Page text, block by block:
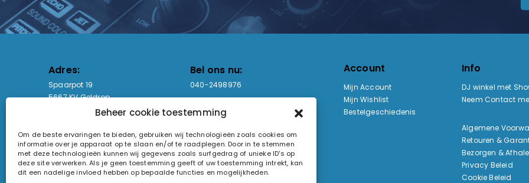
Beheer cookie toestemming
Om de beste ervaringen te bieden, gebruiken wij technologieën zoals cookies om
informatie over je apparaat op te slaan en/of te raadplegen. Door in te stemmen
met deze technologieën kunnen wij gegevens zoals surfgedrag of unieke ID's op
deze site verwerken. Als je geen toestemming geeft of uw toestemming intrekt, kan
dit een nadelige invloed hebben op bepaalde functies en mogelijkheden.
Adres:
Spaarpot 19
5667 KV Geldrop
Bel ons nu:
040-2498976
sales@lightandsound.store
Openingstijden:
Ma - Vr: 09:00-17:00
Za: Enkel op afspraak
KvK-nummer: 60857196
Btw-nummer: NL854090368B01
Account
Mijn Account
Mijn Wishlist
Bestelgeschiedenis
Info
DJ winkel met
Neem Contact
Algemene
Retouren &
Bezorgen &
Privacy Beleid
Cookie Beleid